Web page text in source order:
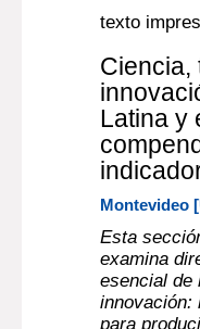
texto
Ciencia,
Latina y